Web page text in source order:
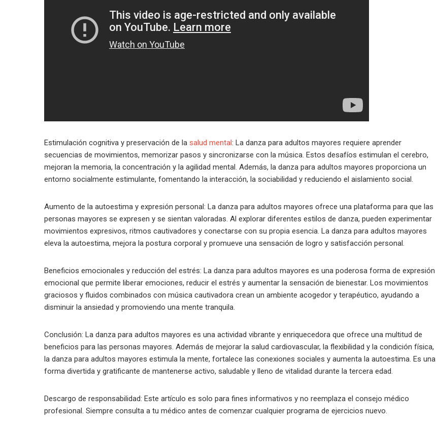
Estimulación cognitiva y preservación de la salud mental: La danza para adultos mayores requiere aprender
secuencias de movimientos, memorizar pasos y sincronizarse con la música. Estos desafíos estimulan el cerebro,
mejoran la memoria, la concentración y la agilidad mental. Además, la danza para adultos mayores proporciona un
entorno socialmente estimulante, fomentando la interacción, la sociabilidad y reduciendo el aislamiento social.
Aumento de la autoestima y expresión personal: La danza para adultos mayores ofrece una plataforma para que las
personas mayores se expresen y se sientan valoradas. Al explorar diferentes estilos de danza, pueden experimentar
movimientos expresivos, ritmos cautivadores y conectarse con su propia esencia. La danza para adultos mayores
eleva la autoestima, mejora la postura corporal y promueve una sensación de logro y satisfacción personal.
Beneficios emocionales y reducción del estrés: La danza para adultos mayores es una poderosa forma de expresión
emocional que permite liberar emociones, reducir el estrés y aumentar la sensación de bienestar. Los movimientos
graciosos y fluidos combinados con música cautivadora crean un ambiente acogedor y terapéutico, ayudando a
disminuir la ansiedad y promoviendo una mente tranquila.
Conclusión: La danza para adultos mayores es una actividad vibrante y enriquecedora que ofrece una multitud de
beneficios para las personas mayores. Además de mejorar la salud cardiovascular, la flexibilidad y la condición física,
la danza para adultos mayores estimula la mente, fortalece las conexiones sociales y aumenta la autoestima. Es una
forma divertida y gratificante de mantenerse activo, saludable y lleno de vitalidad durante la tercera edad.
Descargo de responsabilidad: Este artículo es solo para fines informativos y no reemplaza el consejo médico
profesional. Siempre consulta a tu médico antes de comenzar cualquier programa de ejercicios nuevo.